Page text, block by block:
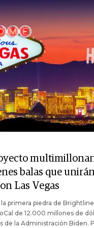
balas que
Las Vegas
primera piedra de
de 12.000 millones de
de la Administración Biden.